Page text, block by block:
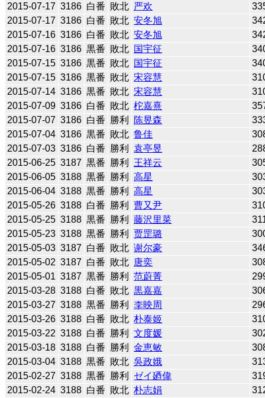
2015-07-17 3186 白番 敗北 严欢
2015-07-17 3186 白番 敗北 安冬旭
2015-07-16 3186 白番 敗北 安冬旭
2015-07-16 3186 黒番 敗北 国宇征
2015-07-15 3186 黒番 敗北 国宇征
2015-07-15 3186 黒番 敗北 宋容慧
2015-07-14 3186 黒番 敗北 宋容慧
2015-07-09 3186 白番 敗北 柁嘉熹
2015-07-07 3186 白番 勝利 陈昱森
2015-07-04 3186 黒番 敗北 鲁佳
2015-07-03 3186 白番 勝利 袁亭昱
2015-06-25 3187 黒番 勝利 王祥云
2015-06-05 3188 黒番 勝利 高星
2015-06-04 3188 黒番 勝利 高星
2015-05-26 3188 白番 勝利 曹又尹
2015-05-25 3188 黒番 勝利 藤沢里菜
2015-05-23 3188 黒番 勝利 贾罡璐
2015-05-03 3187 白番 敗北 谢尔豪
2015-05-02 3187 白番 敗北 唐奕
2015-05-01 3187 黒番 勝利 范蔚菁
2015-03-28 3188 白番 敗北 黒嘉嘉
2015-03-27 3188 黒番 勝利 李映周
2015-03-26 3188 白番 敗北 朴泰姬
2015-03-22 3188 白番 勝利 文度媛
2015-03-18 3188 白番 勝利 金恵敏
2015-03-04 3188 黒番 敗北 吳政娥
2015-02-27 3188 黒番 勝利 ゼイ廼偉
2015-02-24 3188 白番 敗北 朴志娟